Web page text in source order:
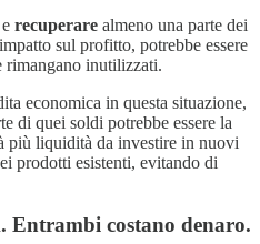
recuperare almeno una parte dei
sul profitto, potrebbe essere
rimangano inutilizzati.
economica in questa situazione,
di quei soldi potrebbe essere la
più liquidità da investire in nuovi
prodotti esistenti, evitando di
Entrambi costano denaro.